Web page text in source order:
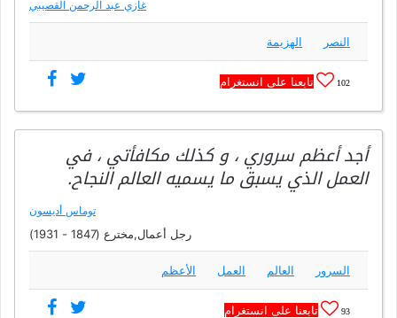
غازي عبد الرحمن القصيبي
النصر الهزيمة
102 تابعنا على انستغرام
أجد أعظم سروري ، و كذلك مكافأتي ، في
العمل الذي يسبق ما يسميه العالم النجاح.
توماس أديسون
رجل أعمال,مخترع (1847 - 1931)
السرور العالم العمل الأعظم
93 تابعنا على انستغرام